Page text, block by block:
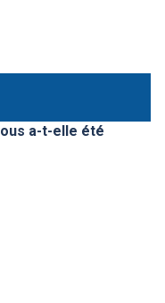
a-t-elle été